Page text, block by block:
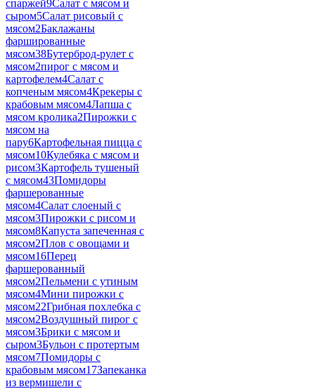
спаржей9Салат с мясом и
сыром5Салат рисовый с
мясом2Баклажаны
фаршированные
мясом38Бутерброд-рулет с
мясом2пирог с мясом и
картофелем4Салат с
копченым мясом4Крекеры с
крабовым мясом4Лапша с
мясом кролика2Пирожки с
мясом на
пару6Картофельная пицца с
мясом10Кулебяка с мясом и
рисом3Картофель тушеный
с мясом43Помидоры
фаршерованные
мясом4Салат слоеный с
мясом3Пирожки с рисом и
мясом8Капуста запеченная с
мясом2Плов с овощами и
мясом16Перец
фаршерованный
мясом2Пельмени с утиным
мясом4Мини пирожки с
мясом22Грибная похлебка с
мясом2Воздушный пирог с
мясом3Брики с мясом и
сыром3Бульон с протертым
мясом7Помидоры с
крабовым мясом17Запеканка
из вермишели с